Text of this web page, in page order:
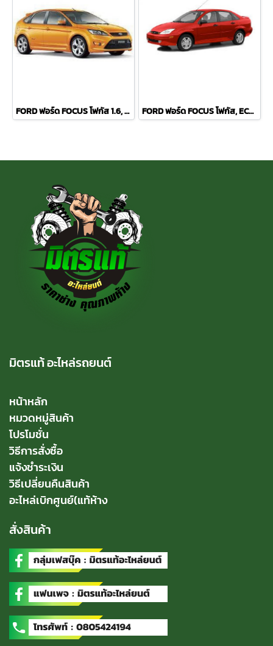
FORD ฟอร์ด FOCUS โฟกัส 1.6, 1.8, 2.0 ปี 04 COMPACT ผ้าเบรค-หลัง FORD ฟอร์ด FOCUS โฟกัส, ECOSPORT COMPACT ผ้าเบรค-หน้า
มิตรแท้ อะไหล่รถยนต์
หน้าหลัก
หมวดหมู่สินค้า
โปรโมชั่น
วิธีการสั่งซื้อ
แจ้งชำระเงิน
วิธีเปลี่ยนคืนสินค้า
อะไหล่เบิกศูนย์(แท้ห้าง
สั่งสินค้า